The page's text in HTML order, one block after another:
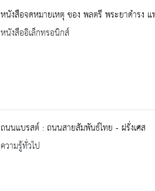
หนังสือจดหมายเหตุ ของ พลตรี พระยาดำรง
หนังสืออิเล็กทรอนิกส์
ถนนแบรสต์ : ถนนสายสัมพันธ์ไทย - ฝรั่งเศส
ความรู้ทั่วไป